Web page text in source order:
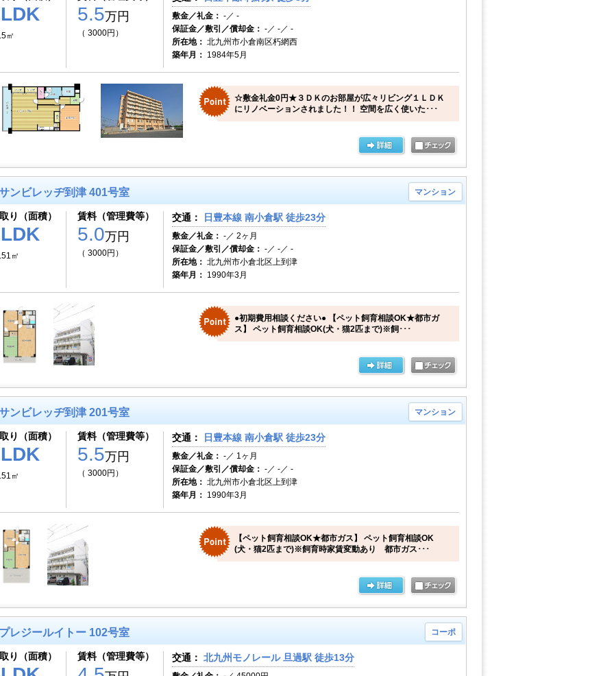
㎡
5.5万円
（ 3000円）
敷金／礼金： -／ -
保証金／敷引／償却金： -／ -／ -
所在地： 北九州市小倉南区朽網西
築年月： 1984年5月
☆敷金礼金0円★３ＤＫのお部屋が広々リビング１ＬＤＫ
にリノベーションされました！！ 空間を広く使いた･･･
ンビレッヂ到津 401号室 マンション
り（面積）
㎡
賃料（管理費等）
5.0万円
（ 3000円）
交通： 日豊本線 南小倉駅 徒歩23分
敷金／礼金： -／ 2ヶ月
保証金／敷引／償却金： -／ -／ -
所在地： 北九州市小倉北区上到津
築年月： 1990年3月
●初期費用相談ください● 【ペット飼育相談OK★都市ガ
ス】 ペット飼育相談OK(犬・猫2匹まで)※飼･･･
ンビレッヂ到津 201号室 マンション
り（面積）
㎡
賃料（管理費等）
5.5万円
（ 3000円）
交通： 日豊本線 南小倉駅 徒歩23分
敷金／礼金： -／ 1ヶ月
保証金／敷引／償却金： -／ -／ -
所在地： 北九州市小倉北区上到津
築年月： 1990年3月
【ペット飼育相談OK★都市ガス】 ペット飼育相談OK
(犬・猫2匹まで)※飼育時家賃変動あり 都市ガス･･･
レジールイトー 102号室 コーポ
り（面積） 賃料（管理費等） 交通： 北九州モノレール 旦過駅 徒歩13分